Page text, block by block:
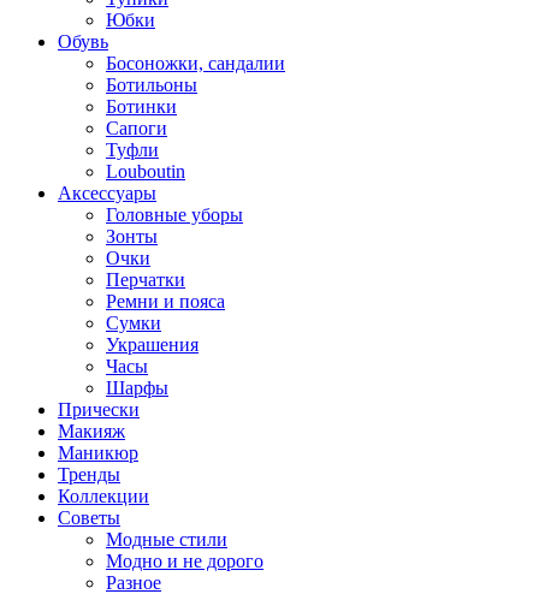
Юбки
Обувь
Босоножки, сандалии
Ботильоны
Ботинки
Сапоги
Туфли
Louboutin
Аксессуары
Головные уборы
Зонты
Очки
Перчатки
Ремни и пояса
Сумки
Украшения
Часы
Шарфы
Прически
Макияж
Маникюр
Тренды
Коллекции
Советы
Модные стили
Модно и не дорого
Разное